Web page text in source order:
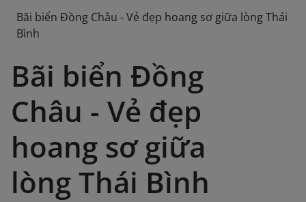
Bãi biển Đồng Châu - Vẻ đẹp hoang sơ giữa lòng Thái
Bình
Bãi biển Đồng
Châu - Vẻ đẹp
hoang sơ giữa
lòng Thái Bình